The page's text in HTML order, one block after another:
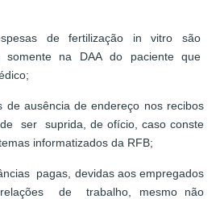
de fertilização in vitro são
somente na DAA do paciente que
ausência de endereço nos recibos
ser suprida, de ofício, caso conste
informatizados da RFB;
pagas, devidas aos empregados
de trabalho, mesmo não